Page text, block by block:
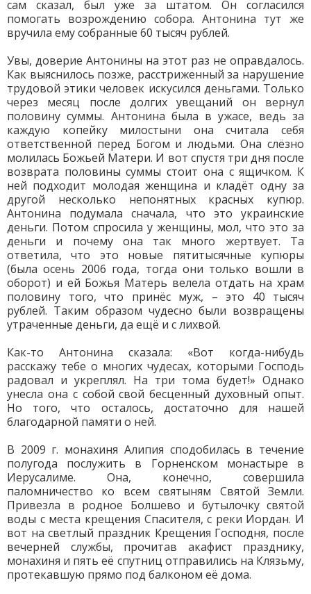
сам сказал, был уже за штатом. Он согласился
помогать возрождению собора. Антонина тут же
вручила ему собранные 60 тысяч рублей.
Увы, доверие Антонины на этот раз не оправдалось.
Как выяснилось позже, расстриженный за нарушение
трудовой этики человек искусился деньгами. Только
через месяц после долгих увещаний он вернул
половину суммы. Антонина была в ужасе, ведь за
каждую копейку милостыни она считала себя
ответственной перед Богом и людьми. Она слёзно
молилась Божьей Матери. И вот спустя три дня после
возврата половины суммы стоит она с ящичком. К
ней подходит молодая женщина и кладёт одну за
другой несколько непонятных красных купюр.
Антонина подумала сначала, что это украинские
деньги. Потом спросила у женщины, мол, что это за
деньги и почему она так много жертвует. Та
ответила, что это новые пятитысячные купюры
(была осень 2006 года, тогда они только вошли в
оборот) и ей Божья Матерь велела отдать на храм
половину того, что принёс муж, – это 40 тысяч
рублей. Таким образом чудесно были возвращены
утраченные деньги, да ещё и с лихвой.
Как-то Антонина сказала: «Вот когда-нибудь
расскажу тебе о многих чудесах, которыми Господь
радовал и укреплял. На три тома будет!» Однако
унесла она с собой свой бесценный духовный опыт.
Но того, что осталось, достаточно для нашей
благодарной памяти о ней.
В 2009 г. монахиня Алипия сподобилась в течение
полугода послужить в Горненском монастыре в
Иерусалиме. Она, конечно, совершила
паломничество ко всем святыням Святой Земли.
Привезла в родное Болшево и бутылочку святой
воды с места крещения Спасителя, с реки Иордан. И
вот на светлый праздник Крещения Господня, после
вечерней службы, прочитав акафист празднику,
монахиня и пять её спутниц отправились на Клязьму,
протекавшую прямо под балконом её дома.